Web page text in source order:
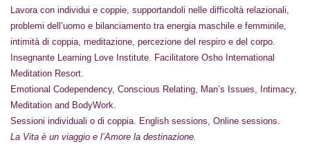
Lavora con individui e coppie, supportandoli nelle difficoltà relazionali,
problemi dell’uomo e bilanciamento tra energia maschile e femminile,
intimità di coppia, meditazione, percezione del respiro e del corpo.
Insegnante Learning Love Institute. Facilitatore Osho International
Meditation Resort.
Emotional Codependency, Conscious Relating, Man’s Issues, Intimacy,
Meditation and BodyWork.
Sessioni individuali o di coppia. English sessions, Online sessions.
La Vita è un viaggio e l’Amore la destinazione.